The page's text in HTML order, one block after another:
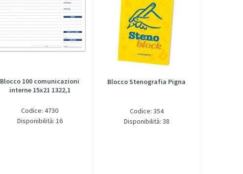
Blocco 100 comunicazioni
interne 15x21 1322,1
Codice: 4730
Disponibilità: 16
Blocco Stenografia Pigna
Codice: 354
Disponibilità: 38